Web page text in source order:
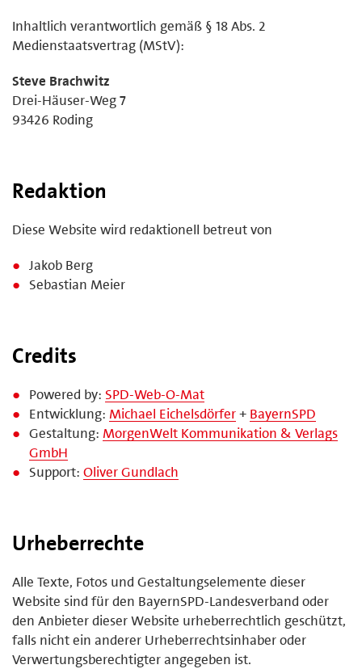
Inhaltlich verantwortlich gemäß § 18 Abs. 2
Medienstaatsvertrag (MStV):
Steve Brachwitz
Drei-Häuser-Weg 7
93426 Roding
Redaktion
Diese Website wird redaktionell betreut von
Jakob Berg
Sebastian Meier
Credits
Powered by: SPD-Web-O-Mat
Entwicklung:Michael Eichelsdörfer+ BayernSPD
Gestaltung:MorgenWelt Kommunikation & Verlags
GmbH
Support:Oliver Gundlach
Urheberrechte
Alle Texte, Fotos und Gestaltungselemente dieser
Website sind für den BayernSPD-Landesverband oder
den Anbieter dieser Website urheberrechtlich geschützt,
falls nicht ein anderer Urheberrechtsinhaber oder
Verwertungsberechtigter angegeben ist.